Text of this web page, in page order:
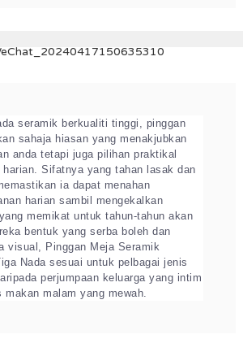
seramik berkualiti tinggi, pinggan
sahaja hiasan yang menakjubkan
anda tetapi juga pilihan praktikal
harian. Sifatnya yang tahan lasak dan
ia dapat menahan
harian sambil mengekalkan
memikat untuk tahun-tahun akan
bentuk yang serba boleh dan
visual, Pinggan Meja Seramik
Nada sesuai untuk pelbagai jenis
perjumpaan keluarga yang intim
makan malam yang mewah.